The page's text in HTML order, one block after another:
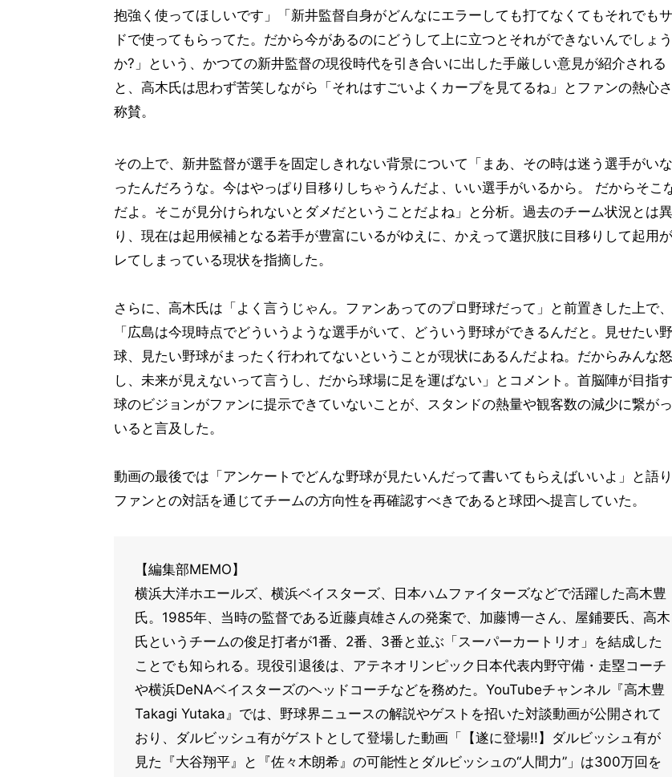
抱強く使ってほしいです」「新井監督自身がどんなにエラーしても打てなくてもそれでも
ドで使ってもらってた。だから今があるのにどうして上に立つとそれができないんでしょう
か?」という、かつての新井監督の現役時代を引き合いに出した手厳しい意見が紹介される
と、高木氏は思わず苦笑しながら「それはすごいよくカープを見てるね」とファンの熱心
称賛。
その上で、新井監督が選手を固定しきれない背景について「まあ、その時は迷う選手がい
ったんだろうな。今はやっぱり目移りしちゃうんだよ、いい選手がいるから。 だからそこ
だよ。そこが見分けられないとダメだということだよね」と分析。過去のチーム状況とは
り、現在は起用候補となる若手が豊富にいるがゆえに、かえって選択肢に目移りして起用
レてしまっている現状を指摘した。
さらに、高木氏は「よく言うじゃん。ファンあってのプロ野球だって」と前置きした上で、
「広島は今現時点でどういうような選手がいて、どういう野球ができるんだと。見せたい野
球、見たい野球がまったく行われてないということが現状にあるんだよね。だからみんな
し、未来が見えないって言うし、だから球場に足を運ばない」とコメント。首脳陣が目指
球のビジョンがファンに提示できていないことが、スタンドの熱量や観客数の減少に繋が
いると言及した。
動画の最後では「アンケートでどんな野球が見たいんだって書いてもらえばいいよ」と語り
ファンとの対話を通じてチームの方向性を再確認すべきであると球団へ提言していた。
【編集部MEMO】
横浜大洋ホエールズ、横浜ベイスターズ、日本ハムファイターズなどで活躍した高木豊
氏。1985年、当時の監督である近藤貞雄さんの発案で、加藤博一さん、屋鋪要氏、高木
氏というチームの俊足打者が1番、2番、3番と並ぶ「スーパーカートリオ」を結成した
ことでも知られる。現役引退後は、アテネオリンピック日本代表内野守備・走塁コーチ
や横浜DeNAベイスターズのヘッドコーチなどを務めた。YouTubeチャンネル『高木豊
Takagi Yutaka』では、野球界ニュースの解説やゲストを招いた対談動画が公開されて
おり、ダルビッシュ有がゲストとして登場した動画「【遂に登場!!】ダルビッシュ有が
見た『大谷翔平』と『佐々木朗希』の可能性とダルビッシュの“人間力”」は300万回を